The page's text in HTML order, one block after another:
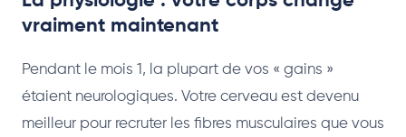
vraiment maintenant
Pendant le mois 1, la plupart de vos « gains »
étaient neurologiques. Votre cerveau est devenu
meilleur pour recruter les fibres musculaires que vous